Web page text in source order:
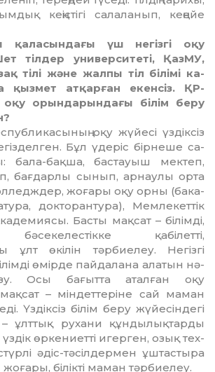
кеңістігі салаланып, кеңейе
қаласындағы үш не­гізгі оқу
тілдер уни­верситеті, ҚазМУ,
тілі және жалпы тіл білімі ка­
қызмет атқарған екен­сіз. ҚР-
орын­дарындағы білім беру
оқу жүйесі үздіксіз
Бұл үдеріс бірнеше са­
бала-бақша, бастауыш мек­теп,
бағдарлы сы­нып, арнаулы орта
жоғары оқу орны (ба­ка­
докто­ран­тура), Мемлекеттік
Басты мақсат – білім­ді,
қа­бі­летті,
ұлт өкілін тәр­биелеу. Негізгі
өмірде пайдалана алатын нә­
Осы бағытта атал­ған оқу
– мін­деттеріне сай маман
Үздіксіз білім беру жүйе­сін­дегі
– ұлттық рухани құн­дылықтарды
үздік өркениетті игерген, озық тех­
әдіс-тәсілдер­мен ұштастыра
білікті маман тәрбиелеу.